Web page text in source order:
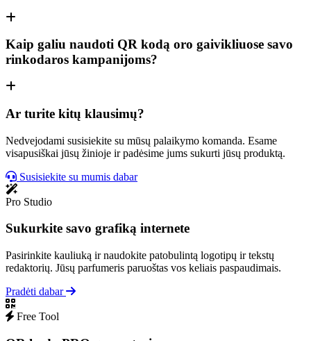
Kaip galiu naudoti QR kodą oro gaivikliuose savo
rinkodaros kampanijoms?
Ar turite kitų klausimų?
Nedvejodami susisiekite su mūsų palaikymo komanda. Esame
visapusiškai jūsų žinioje ir padėsime jums sukurti jūsų produktą.
Susisiekite su mumis dabar
Pro Studio
Sukurkite savo grafiką internete
Pasirinkite kauliuką ir naudokite patobulintą logotipų ir tekstų
redaktorių. Jūsų parfumeris paruoštas vos keliais paspaudimais.
Pradėti dabar
Free Tool